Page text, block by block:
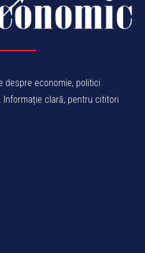
despre economie, politici
Informație clară, pentru cititori